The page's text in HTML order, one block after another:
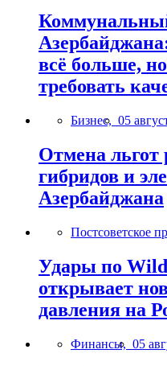
всё больше,
требовать
Бизнес, 05
Отмена льгот
гибридов и
Азербайджана
Постсоветское
Удары по
открывает
давления на
Финансы, 05